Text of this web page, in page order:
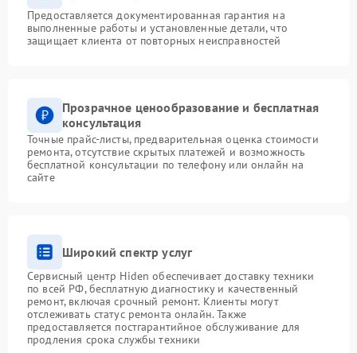
Предоставляется документированная гарантия на
выполненные работы и установленные детали, что
защищает клиента от повторных неисправностей
Прозрачное ценообразование и бесплатная
консультация
Точные прайс-листы, предварительная оценка стоимости
ремонта, отсутствие скрытых платежей и возможность
бесплатной консультации по телефону или онлайн на
сайте
Широкий спектр услуг
Сервисный центр Hiden обеспечивает доставку техники
по всей РФ, бесплатную диагностику и качественный
ремонт, включая срочный ремонт. Клиенты могут
отслеживать статус ремонта онлайн. Также
предоставляется постгарантийное обслуживание для
продления срока службы техники